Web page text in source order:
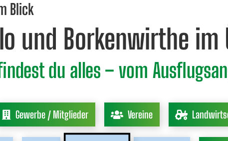
Blick
und Borkenwirthe im
du alles – vom
Gewerbe / Mitglieder Vereine